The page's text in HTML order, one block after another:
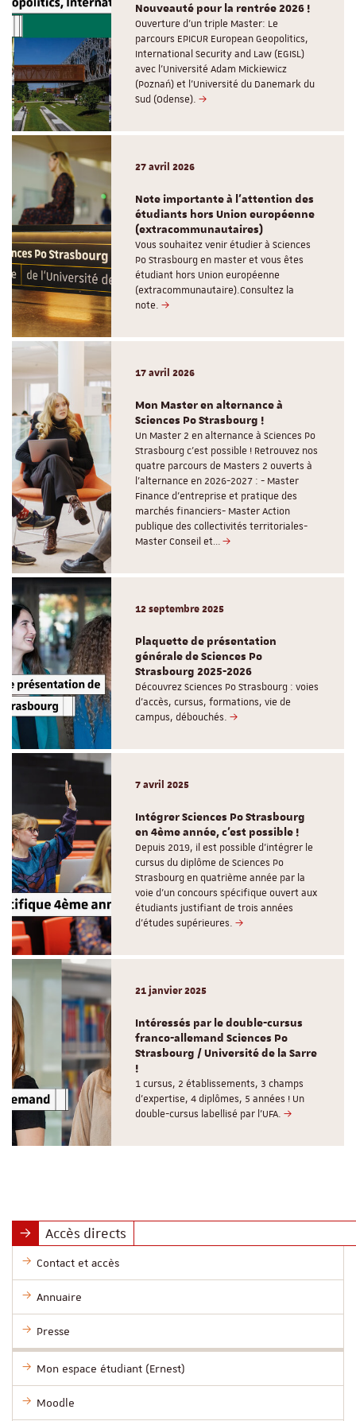
Nouveauté pour la rentrée 2026 !
Ouverture d'un triple Master: Le
parcours EPICUR European Geopolitics,
International Security and Law (EGISL)
avec l’Université Adam Mickiewicz
(Poznań) et l’Université du Danemark du
Sud (Odense).
27 avril 2026
Note importante à l'attention des
étudiants hors Union européenne
(extracommunautaires)
Vous souhaitez venir étudier à Sciences
Po Strasbourg en master et vous êtes
étudiant hors Union européenne
(extracommunautaire).Consultez la
note.
17 avril 2026
Mon Master en alternance à
Sciences Po Strasbourg !
Un Master 2 en alternance à Sciences Po
Strasbourg c'est possible ! Retrouvez nos
quatre parcours de Masters 2 ouverts à
l'alternance en 2026-2027 : - Master
Finance d'entreprise et pratique des
marchés financiers- Master Action
publique des collectivités territoriales-
Master Conseil et…
12 septembre 2025
Plaquette de présentation
générale de Sciences Po
Strasbourg 2025-2026
Découvrez Sciences Po Strasbourg : voies
d'accès, cursus, formations, vie de
campus, débouchés.
7 avril 2025
Intégrer Sciences Po Strasbourg
en 4ème année, c'est possible !
Depuis 2019, il est possible d’intégrer le
cursus du diplôme de Sciences Po
Strasbourg en quatrième année par la
voie d’un concours spécifique ouvert aux
étudiants justifiant de trois années
d’études supérieures.
21 janvier 2025
Intéressés par le double-cursus
franco-allemand Sciences Po
Strasbourg / Université de la Sarre
!
1 cursus, 2 établissements, 3 champs
d’expertise, 4 diplômes, 5 années ! Un
double-cursus labellisé par l'UFA.
Accès directs
Contact et accès
Annuaire
Presse
Mon espace étudiant (Ernest)
Moodle